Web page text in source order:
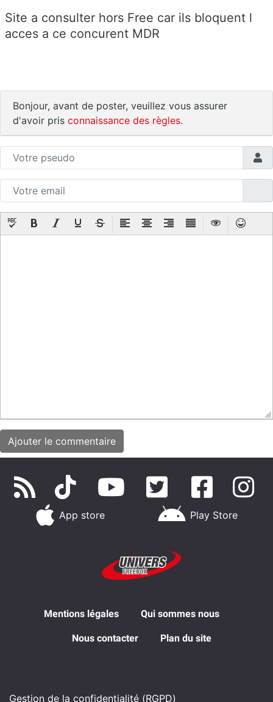
Site a consulter hors Free car ils bloquent l
acces a ce concurent MDR
Bonjour, avant de poster, veuillez vous assurer
d'avoir pris connaissance des règles.
App store Play Store
Mentions légales Qui sommes nous
Nous contacter Plan du site
Gestion de la confidentialité (RGPD)